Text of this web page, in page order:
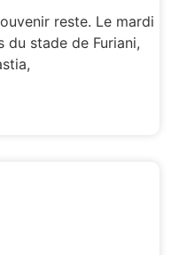
reste. Le mardi
du stade de Furiani,